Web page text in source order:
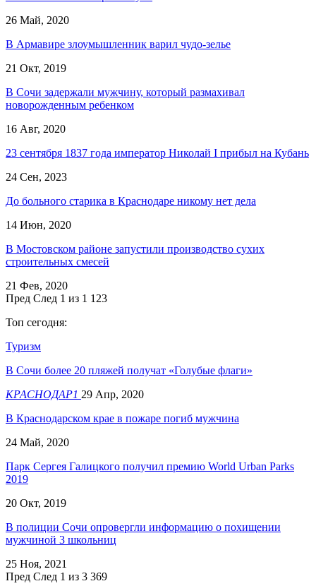
26 Май, 2020
В Армавире злоумышленник варил чудо-зелье
21 Окт, 2019
В Сочи задержали мужчину, который размахивал
новорожденным ребенком
16 Авг, 2020
23 сентября 1837 года император Николай I прибыл на Кубань
24 Сен, 2023
До больного старика в Краснодаре никому нет дела
14 Июн, 2020
В Мостовском районе запустили производство сухих
строительных смесей
21 Фев, 2020
Пред След 1 из 1 123
Топ сегодня:
Туризм
В Сочи более 20 пляжей получат «Голубые флаги»
КРАСНОДАР1 29 Апр, 2020
В Краснодарском крае в пожаре погиб мужчина
24 Май, 2020
Парк Сергея Галицкого получил премию World Urban Parks
2019
20 Окт, 2019
В полиции Сочи опровергли информацию о похищении
мужчиной 3 школьниц
25 Ноя, 2021
Пред След 1 из 3 369